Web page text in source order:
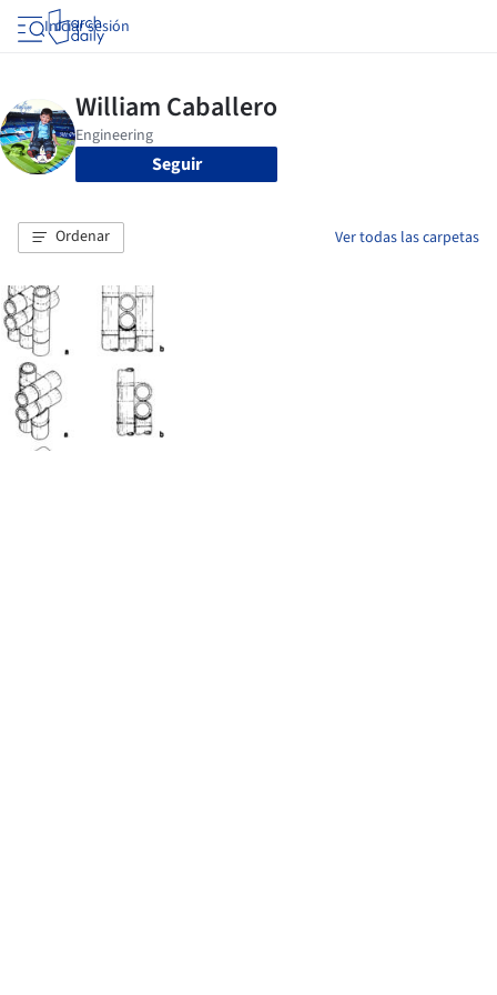
Iniciar sesión
Seguir
Ordenar Ver todas las carpetas